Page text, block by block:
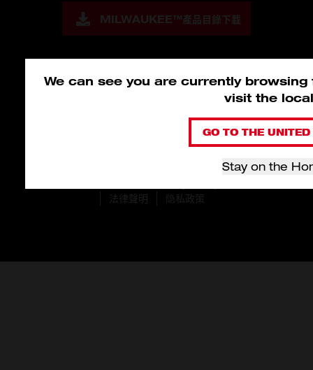
We can see you are currently browsing
visit the
GO TO THE
Stay on the
MILWAUKEE™產品目錄下載
法律聲明
隐私政策